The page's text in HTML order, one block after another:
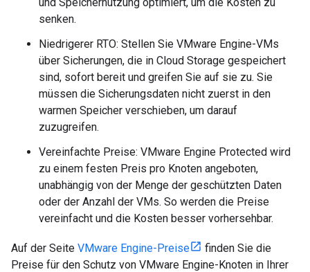
senken.
Niedrigerer RTO: Stellen Sie VMware Engine-VMs
über Sicherungen, die in Cloud Storage gespeichert
sind, sofort bereit und greifen Sie auf sie zu. Sie
müssen die Sicherungsdaten nicht zuerst in den
warmen Speicher verschieben, um darauf
zuzugreifen.
Vereinfachte Preise: VMware Engine Protected wird
zu einem festen Preis pro Knoten angeboten,
unabhängig von der Menge der geschützten Daten
oder der Anzahl der VMs. So werden die Preise
vereinfacht und die Kosten besser vorhersehbar.
Auf der Seite VMware Engine-Preise
finden Sie die
Preise für den Schutz von VMware Engine-Knoten in Ihrer